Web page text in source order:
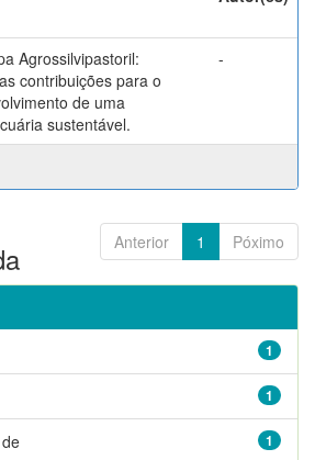
Agrossilvipastoril:
contribuições para o
de uma
sustentável.
-
Anterior 1 Póximo
1
1
1